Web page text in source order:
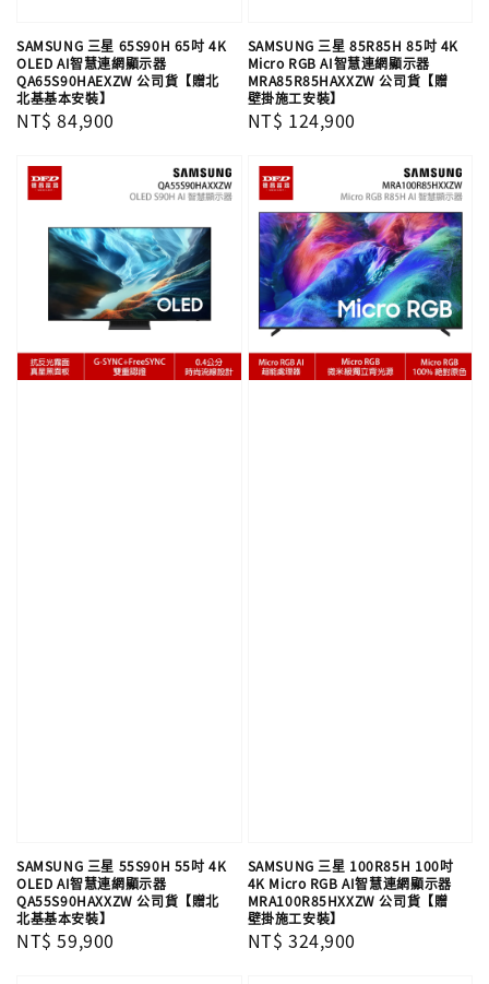
SAMSUNG 三星 65S90H 65吋 4K
OLED AI智慧連網顯示器
QA65S90HAEXZW 公司貨【贈北
北基基本安裝】
Regular
NT$ 84,900
SAMSUNG 三星 85R85H 85吋 4K
Micro RGB AI智慧連網顯示器
MRA85R85HAXXZW 公司貨【贈
壁掛施工安裝】
Regular
NT$ 124,900
SAMSUNG 三星 55S90H 55吋 4K
OLED AI智慧連網顯示器
QA55S90HAXXZW 公司貨【贈北
北基基本安裝】
Regular
NT$ 59,900
SAMSUNG 三星 100R85H 100吋
4K Micro RGB AI智慧連網顯示器
MRA100R85HXXZW 公司貨【贈
壁掛施工安裝】
Regular
NT$ 324,900